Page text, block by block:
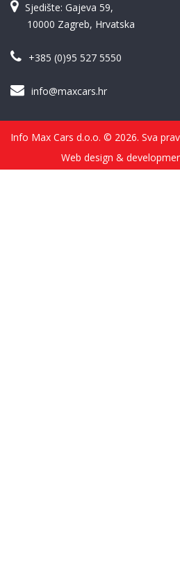
Sjedište: Gajeva 59,
10000 Zagreb, Hrvatska
+385 (0)95 527 5550
info@maxcars.hr
Info Max Cars d.o.o. © 2026. Sva
Web design &